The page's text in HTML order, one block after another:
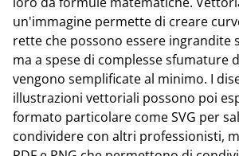
un'immagine permette di creare
rette che possono essere ingrandite
ma a spese di complesse sfumature
vengono semplificate al minimo. I
illustrazioni vettoriali possono poi
formato particolare come SVG per
condividere con altri professionisti,